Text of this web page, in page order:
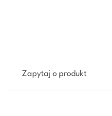
Zapytaj o produkt